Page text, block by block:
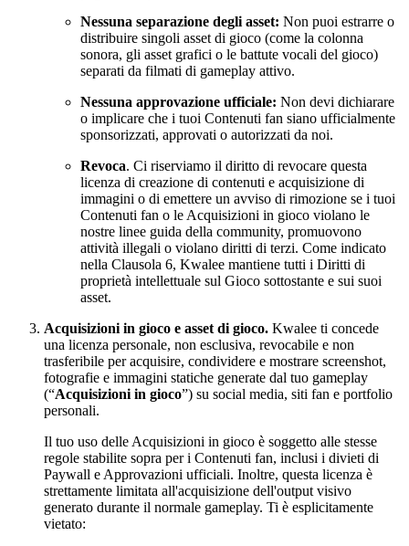
Nessuna separazione degli asset: Non puoi estrarre o
distribuire singoli asset di gioco (come la colonna
sonora, gli asset grafici o le battute vocali del gioco)
separati da filmati di gameplay attivo.
Nessuna approvazione ufficiale: Non devi dichiarare
o implicare che i tuoi Contenuti fan siano ufficialmente
sponsorizzati, approvati o autorizzati da noi.
Revoca. Ci riserviamo il diritto di revocare questa
licenza di creazione di contenuti e acquisizione di
immagini o di emettere un avviso di rimozione se i tuoi
Contenuti fan o le Acquisizioni in gioco violano le
nostre linee guida della community, promuovono
attività illegali o violano diritti di terzi. Come indicato
nella Clausola 6, Kwalee mantiene tutti i Diritti di
proprietà intellettuale sul Gioco sottostante e sui suoi
asset.
Acquisizioni in gioco e asset di gioco. Kwalee ti concede
una licenza personale, non esclusiva, revocabile e non
trasferibile per acquisire, condividere e mostrare screenshot,
fotografie e immagini statiche generate dal tuo gameplay
(“Acquisizioni in gioco”) su social media, siti fan e portfolio
personali.
Il tuo uso delle Acquisizioni in gioco è soggetto alle stesse
regole stabilite sopra per i Contenuti fan, inclusi i divieti di
Paywall e Approvazioni ufficiali. Inoltre, questa licenza è
strettamente limitata all'acquisizione dell'output visivo
generato durante il normale gameplay. Ti è esplicitamente
vietato: